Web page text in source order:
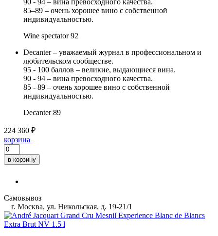
90 - 94 – вина превосходного качества.
85–89 – очень хорошее вино с собственной
индивидуальностью.
Wine spectator 92
Decanter – уважаемый журнал в профессиональном и
любительском сообществе.
95 - 100 баллов – великие, выдающиеся вина.
90 - 94 – вина превосходного качества.
85 - 89 – очень хорошее вино с собственной
индивидуальностью.
Decanter 89
224 360 ₽
корзина
в корзину
Самовывоз
г. Москва, ул. Никольская, д. 19-21/1